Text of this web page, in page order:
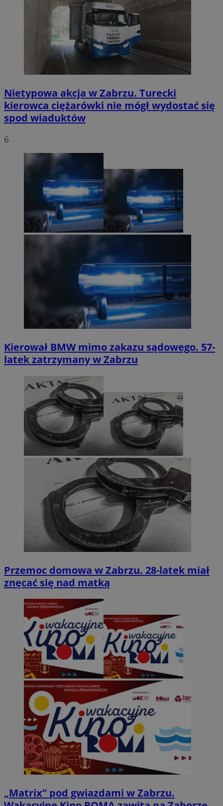
Nietypowa akcja w Zabrzu. Turecki
kierowca ciężarówki nie mógł wydostać się
spod wiaduktów
6
Kierował BMW mimo zakazu sądowego. 57-
latek zatrzymany w Zabrzu
Przemoc domowa w Zabrzu. 28-latek miał
znęcać się nad matką
„Matrix” pod gwiazdami w Zabrzu.